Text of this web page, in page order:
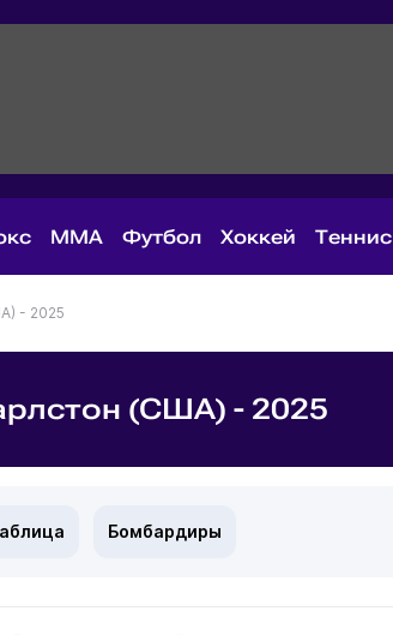
MMA Футбол Хоккей Теннис
- 2025
(США) - 2025
Бомбардиры